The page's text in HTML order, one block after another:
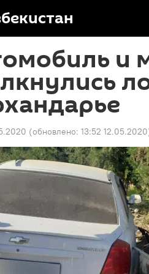
и
(обновлено: 13:52 12.05.2020